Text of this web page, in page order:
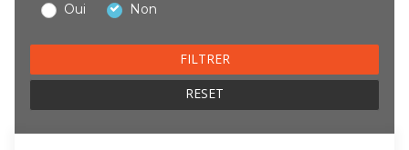
Oui Non
RESET